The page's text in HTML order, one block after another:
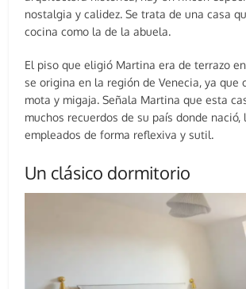
nostalgia y calidez. Se trata de una casa
cocina como la de la abuela.
El piso que eligió Martina era de terrazo
se origina en la región de Venecia, ya que
mota y migaja. Señala Martina que esta
muchos recuerdos de su país donde nació,
empleados de forma reflexiva y sutil.
Un clásico dormitorio